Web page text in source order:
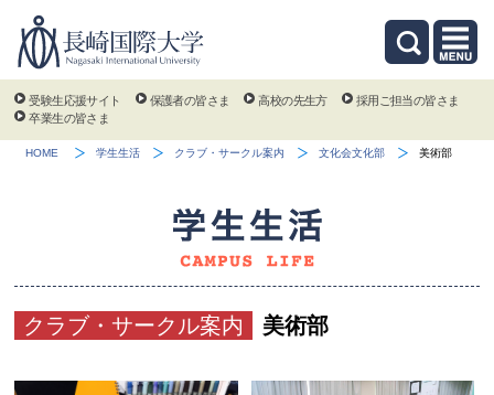
受験生応援サイト 保護者の皆さま 高校の先生方
採用ご担当の皆さま
卒業生の皆さま
HOME 学生生活 クラブ・サークル案内 文化会文化部 美術部
クラブ・サークル案内 美術部